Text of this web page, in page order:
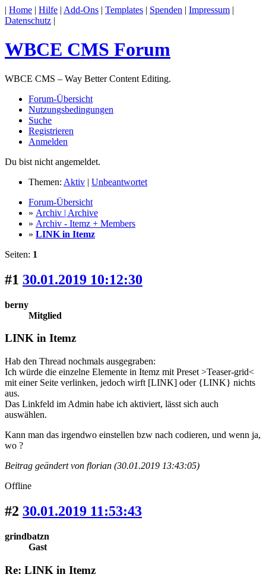
| Home | Hilfe | Add-Ons | Templates | Spenden | Impressum |
Datenschutz |
WBCE CMS Forum
WBCE CMS – Way Better Content Editing.
Forum-Übersicht
Nutzungsbedingungen
Suche
Registrieren
Anmelden
Du bist nicht angemeldet.
Themen: Aktiv | Unbeantwortet
Forum-Übersicht
» Archiv | Archive
» Archiv - Itemz + Members
» LINK in Itemz
Seiten: 1
#1 30.01.2019 10:12:30
berny
Mitglied
LINK in Itemz
Hab den Thread nochmals ausgegraben:
Ich würde die einzelne Elemente in Itemz mit Preset >Teaser-grid<
mit einer Seite verlinken, jedoch wirft [LINK] oder {LINK} nichts
aus.
Das Linkfeld im Admin habe ich aktiviert, lässt sich auch
auswählen.
Kann man das irgendwo einstellen bzw nach codieren, und wenn ja,
wo ?
Beitrag geändert von florian (30.01.2019 13:43:05)
Offline
#2 30.01.2019 11:53:43
grindbatzn
Gast
Re: LINK in Itemz